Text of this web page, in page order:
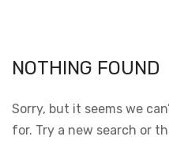
NOTHING FOUND
Sorry, but it seems we
for. Try a new search or